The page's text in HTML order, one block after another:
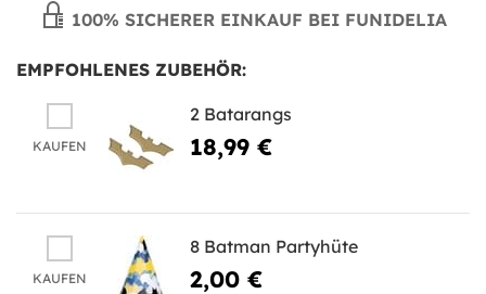
100% SICHERER EINKAUF BEI FUNIDELIA
EMPFOHLENES ZUBEHÖR:
KAUFEN
2 Batarangs
18,99 €
KAUFEN
8 Batman Partyhüte
2,00 €